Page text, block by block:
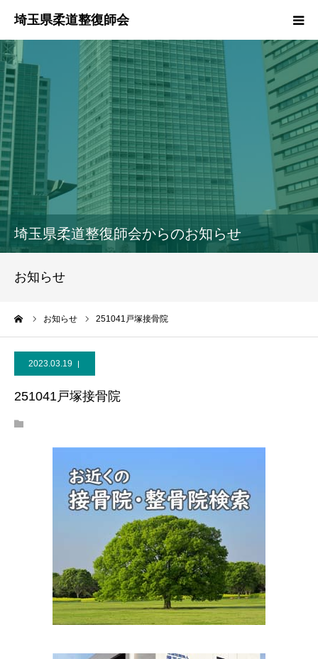
埼玉県柔道整復師会からのお知らせ
お知らせ
お知らせ 251041戸塚接骨院
2023.03.19
251041戸塚接骨院
本会のご紹介
情報公開
柔道整復師とは
接骨院・整骨院検索